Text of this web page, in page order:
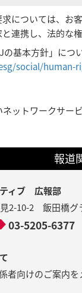
については、お
連携し、法的な
基本方針」につ
social/human-
ットワークサー
報道
ティブ 広報部
2-10-2 飯田橋グ
03-5205-6377
者向けのご案内